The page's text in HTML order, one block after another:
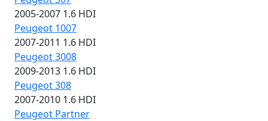
2005-2007 1.6 HDI
Peugeot 1007
2007-2011 1.6 HDI
Peugeot 3008
2009-2013 1.6 HDI
Peugeot 308
2007-2010 1.6 HDI
Peugeot Partner